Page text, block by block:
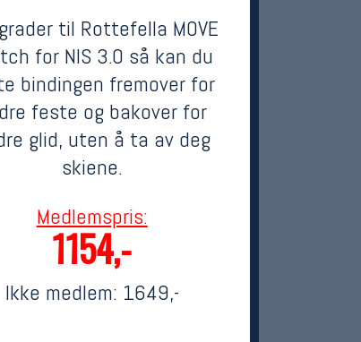
til Rottefella MOVE
for NIS 3.0 så kan du
bindingen fremover for
feste og bakover for
glid, uten å ta av deg
skiene.
Medlemspris:
1154,-
Ikke medlem: 1649,-